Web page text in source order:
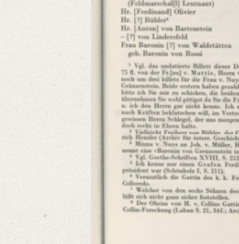
Varwig, Olivia